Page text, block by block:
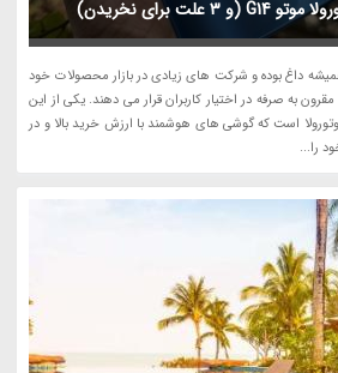
داغ بوده و شرکت های زیادی در بازار محصولات خود
به صرفه در اختیار کاربران قرار می دهند. یکی از این
است که گوشی های هوشمند با ارزش خرید بالا و در
را...